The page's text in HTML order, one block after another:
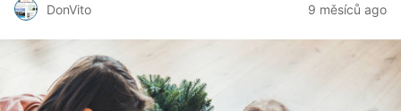
DonVito 9 měsíců ago